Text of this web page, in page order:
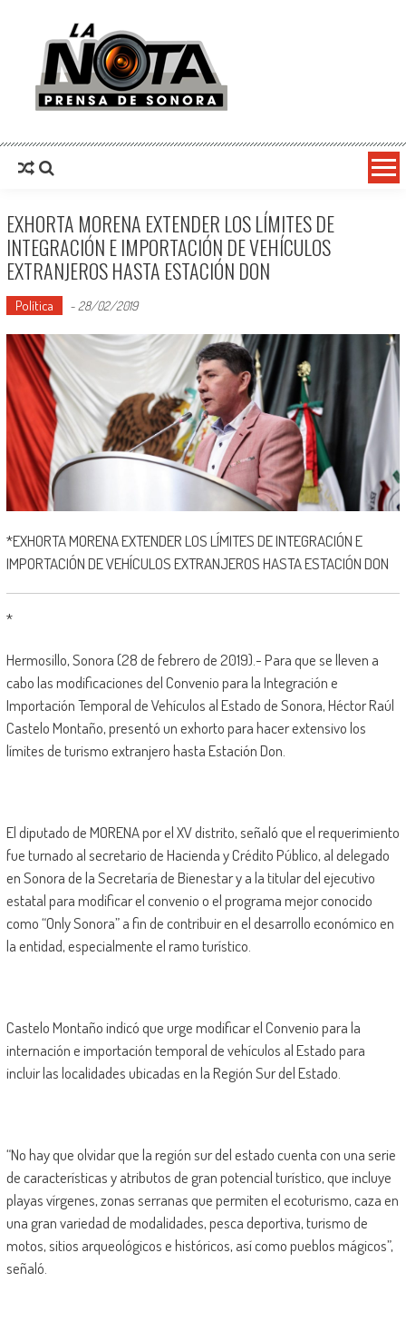
La Nota Prensa De Sonora
EXHORTA MORENA EXTENDER LOS LÍMITES DE
INTEGRACIÓN E IMPORTACIÓN DE VEHÍCULOS
EXTRANJEROS HASTA ESTACIÓN DON
Política - 28/02/2019
*EXHORTA MORENA EXTENDER LOS LÍMITES DE INTEGRACIÓN E
IMPORTACIÓN DE VEHÍCULOS EXTRANJEROS HASTA ESTACIÓN DON
*
Hermosillo, Sonora (28 de febrero de 2019).- Para que se lleven a
cabo las modificaciones del Convenio para la Integración e
Importación Temporal de Vehículos al Estado de Sonora, Héctor Raúl
Castelo Montaño, presentó un exhorto para hacer extensivo los
límites de turismo extranjero hasta Estación Don.
El diputado de MORENA por el XV distrito, señaló que el requerimiento
fue turnado al secretario de Hacienda y Crédito Público, al delegado
en Sonora de la Secretaría de Bienestar y a la titular del ejecutivo
estatal para modificar el convenio o el programa mejor conocido
como “Only Sonora” a fin de contribuir en el desarrollo económico en
la entidad, especialmente el ramo turístico.
Castelo Montaño indicó que urge modificar el Convenio para la
internación e importación temporal de vehículos al Estado para
incluir las localidades ubicadas en la Región Sur del Estado.
“No hay que olvidar que la región sur del estado cuenta con una serie
de características y atributos de gran potencial turístico, que incluye
playas vírgenes, zonas serranas que permiten el ecoturismo, caza en
una gran variedad de modalidades, pesca deportiva, turismo de
motos, sitios arqueológicos e históricos, así como pueblos mágicos”,
señaló.